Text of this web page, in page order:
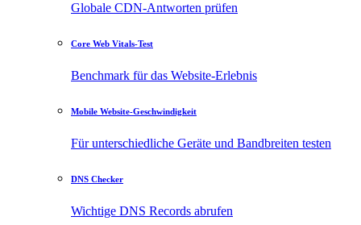
Globale CDN-Antworten prüfen
Core Web Vitals-Test
Benchmark für das Website-Erlebnis
Mobile Website-Geschwindigkeit
Für unterschiedliche Geräte und Bandbreiten testen
DNS Checker
Wichtige DNS Records abrufen